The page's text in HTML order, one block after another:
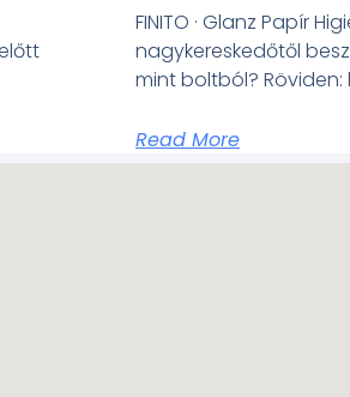
FINITO · Glanz Papír
nagykereskedőtől
mint boltból? Röviden:
Read More